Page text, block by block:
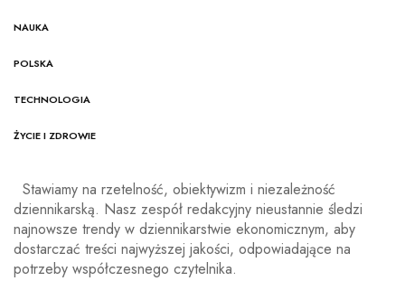
NAUKA
POLSKA
TECHNOLOGIA
ŻYCIE I ZDROWIE
Stawiamy na rzetelność, obiektywizm i niezależność
dziennikarską. Nasz zespół redakcyjny nieustannie śledzi
najnowsze trendy w dziennikarstwie ekonomicznym, aby
dostarczać treści najwyższej jakości, odpowiadające na
potrzeby współczesnego czytelnika.